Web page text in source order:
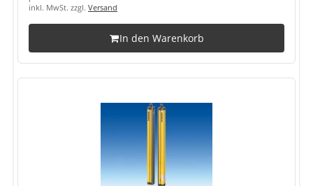
inkl. MwSt. zzgl. Versand
In den Warenkorb